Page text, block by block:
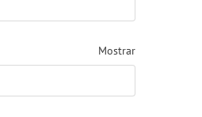
Mostrar